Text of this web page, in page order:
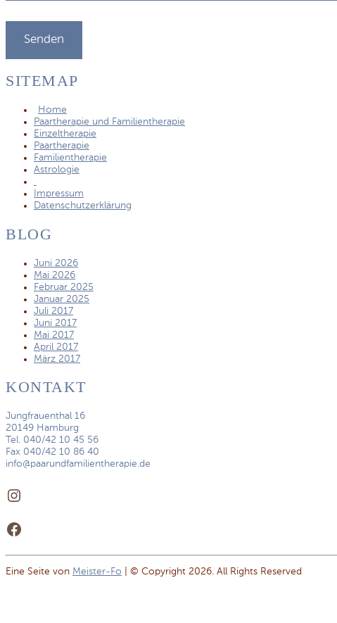
SITEMAP
Home
Paartherapie und Familientherapie
Einzeltherapie
Paartherapie
Familientherapie
Astrologie
Impressum
Datenschutzerklärung
BLOG
Juni 2026
Mai 2026
Februar 2025
Januar 2025
Juli 2017
Juni 2017
Mai 2017
April 2017
März 2017
KONTAKT
Jungfrauenthal 16
20149 Hamburg
Tel. 040/42 10 45 56
Fax 040/42 10 86 40
info@paarundfamilientherapie.de
Instagram
Facebook
Eine Seite von Meister-Fo | © Copyright 2026. All Rights Reserved